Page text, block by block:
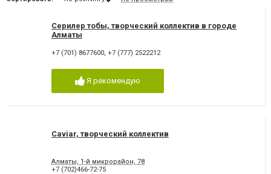
Серилер тобы, творческий коллектив в городе
Алматы
+7 (701) 8677600, +7 (777) 2522212
Я рекомендую
Caviar, творческий коллектив
Алматы, 1-й микрорайон, 78
+7 (702)466-72-75